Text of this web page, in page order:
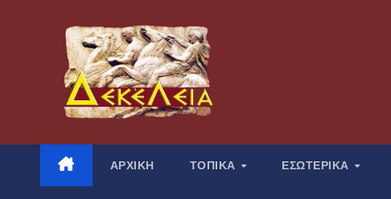
περιεχόμενο
ΑΡΧΙΚΗ ΤΟΠΙΚΑ ΕΣΩΤΕΡΙΚΑ